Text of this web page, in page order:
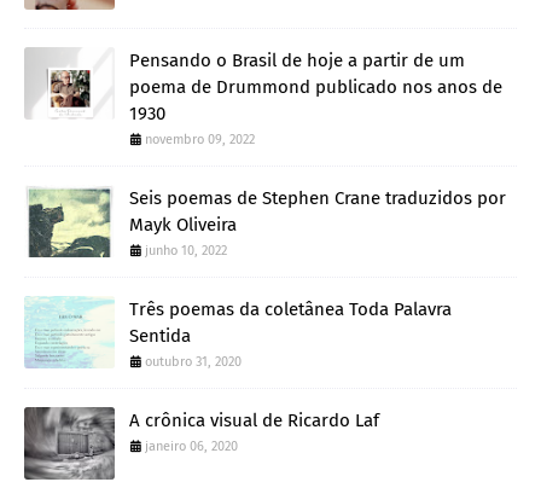
Pensando o Brasil de hoje a partir de um
poema de Drummond publicado nos anos de
1930
novembro 09, 2022
Seis poemas de Stephen Crane traduzidos por
Mayk Oliveira
junho 10, 2022
Três poemas da coletânea Toda Palavra
Sentida
outubro 31, 2020
A crônica visual de Ricardo Laf
janeiro 06, 2020